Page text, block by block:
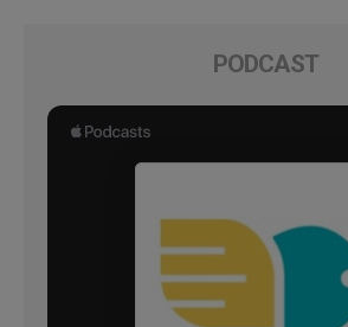
PODCAST